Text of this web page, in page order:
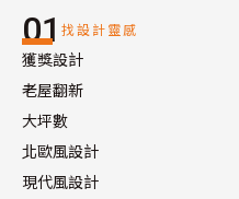
01 找設計靈感
獲獎設計
老屋翻新
大坪數
北歐風設計
現代風設計